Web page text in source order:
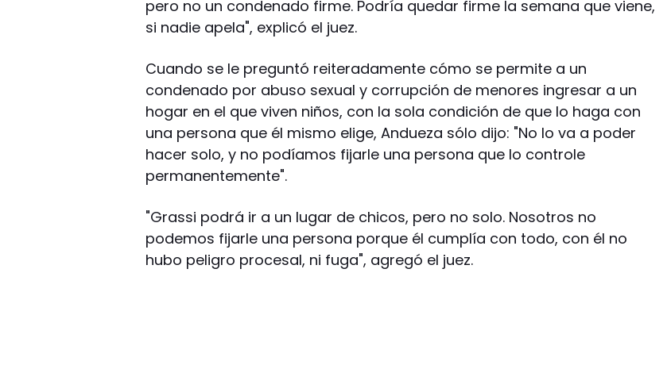
pero no un condenado firme. Podría quedar firme la semana que viene,
si nadie apela", explicó el juez.
Cuando se le preguntó reiteradamente cómo se permite a un
condenado por abuso sexual y corrupción de menores ingresar a un
hogar en el que viven niños, con la sola condición de que lo haga con
una persona que él mismo elige, Andueza sólo dijo: "No lo va a poder
hacer solo, y no podíamos fijarle una persona que lo controle
permanentemente".
"Grassi podrá ir a un lugar de chicos, pero no solo. Nosotros no
podemos fijarle una persona porque él cumplía con todo, con él no
hubo peligro procesal, ni fuga", agregó el juez.